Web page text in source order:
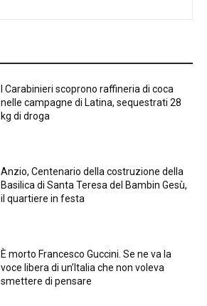
I Carabinieri scoprono raffineria di coca
nelle campagne di Latina, sequestrati 28
kg di droga
Anzio, Centenario della costruzione della
Basilica di Santa Teresa del Bambin Gesù,
il quartiere in festa
È morto Francesco Guccini. Se ne va la
voce libera di un’Italia che non voleva
smettere di pensare